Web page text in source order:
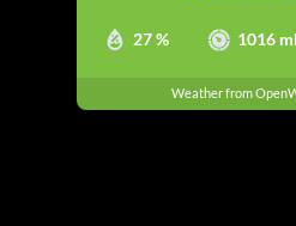
27 % 1016
Weather from